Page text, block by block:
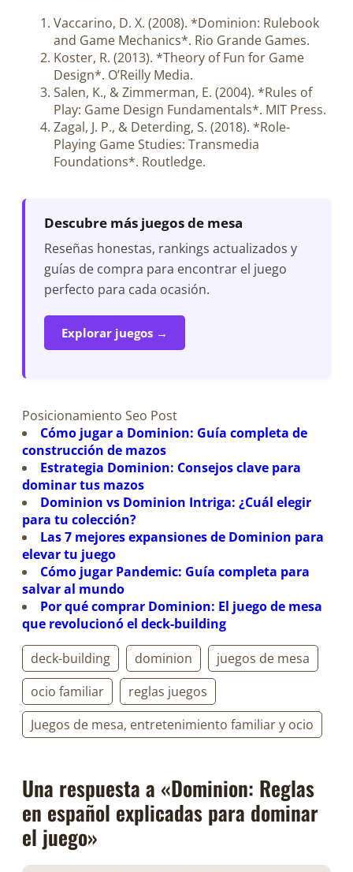
Vaccarino, D. X. (2008). *Dominion: Rulebook
and Game Mechanics*. Rio Grande Games.
Koster, R. (2013). *Theory of Fun for Game
Design*. O’Reilly Media.
Salen, K., & Zimmerman, E. (2004). *Rules of
Play: Game Design Fundamentals*. MIT Press.
Zagal, J. P., & Deterding, S. (2018). *Role-
Playing Game Studies: Transmedia
Foundations*. Routledge.
Descubre más juegos de mesa
Reseñas honestas, rankings actualizados y
guías de compra para encontrar el juego
perfecto para cada ocasión.
Explorar juegos →
Posicionamiento Seo Post
Cómo jugar a Dominion: Guía completa de
construcción de mazos
Estrategia Dominion: Consejos clave para
dominar tus mazos
Dominion vs Dominion Intriga: ¿Cuál elegir
para tu colección?
Las 7 mejores expansiones de Dominion para
elevar tu juego
Cómo jugar Pandemic: Guía completa para
salvar al mundo
Por qué comprar Dominion: El juego de mesa
que revolucionó el deck-building
deck-building dominion
juegos de mesa
ocio familiar
reglas juegos
Juegos de mesa, entretenimiento familiar y ocio
Una respuesta a «Dominion: Reglas
en español explicadas para dominar
el juego»